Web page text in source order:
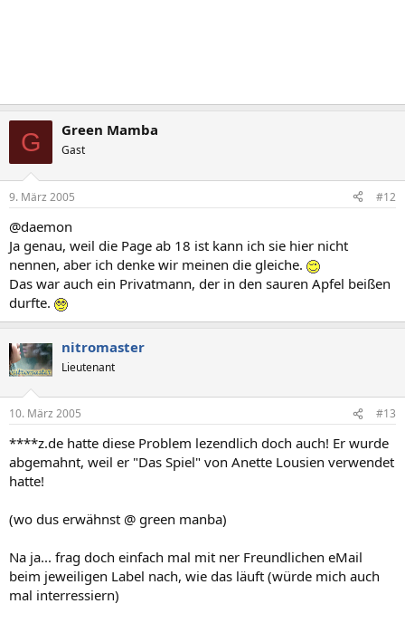
G Green Mamba
Gast
9. März 2005 #12
@daemon
Ja genau, weil die Page ab 18 ist kann ich sie hier nicht
nennen, aber ich denke wir meinen die gleiche.
Das war auch ein Privatmann, der in den sauren Apfel beißen
durfte.
nitromaster
Lieutenant
10. März 2005 #13
****z.de hatte diese Problem lezendlich doch auch! Er wurde
abgemahnt, weil er "Das Spiel" von Anette Lousien verwendet
hatte!
(wo dus erwähnst @ green manba)
Na ja... frag doch einfach mal mit ner Freundlichen eMail
beim jeweiligen Label nach, wie das läuft (würde mich auch
mal interressiern)